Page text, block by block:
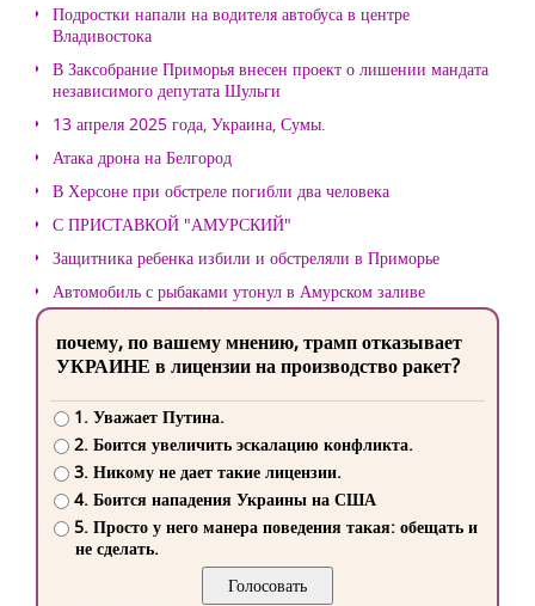
Подростки напали на водителя автобуса в центре
Владивостока
В Заксобрание Приморья внесен проект о лишении мандата
независимого депутата Шульги
13 апреля 2025 года, Украина, Сумы.
Атака дрона на Белгород
В Херсоне при обстреле погибли два человека
С ПРИСТАВКОЙ "АМУРСКИЙ"
Защитника ребенка избили и обстреляли в Приморье
Автомобиль с рыбаками утонул в Амурском заливе
почему, по вашему мнению, трамп отказывает
УКРАИНЕ в лицензии на производство ракет?
1. Уважает Путина.
2. Боится увеличить эскалацию конфликта.
3. Никому не дает такие лицензии.
4. Боится нападения Украины на США
5. Просто у него манера поведения такая: обещать и
не сделать.